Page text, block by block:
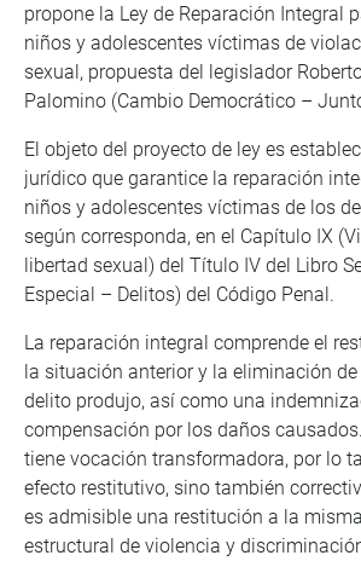
propone la Ley de Reparación Integral
niños y adolescentes víctimas de
sexual, propuesta del legislador
Palomino (Cambio Democrático –
El objeto del proyecto de ley es
jurídico que garantice la reparación
niños y adolescentes víctimas de los
según corresponda, en el Capítulo IX
libertad sexual) del Título IV del Libro
Especial – Delitos) del Código Penal.
La reparación integral comprende el
la situación anterior y la eliminación
delito produjo, así como una
compensación por los daños
tiene vocación transformadora, por lo
efecto restitutivo, sino también
es admisible una restitución a la
estructural de violencia y